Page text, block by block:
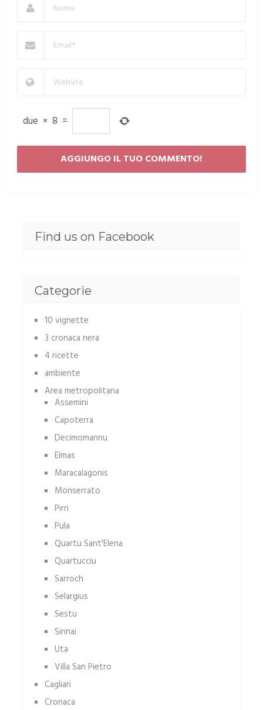
due × 8 =
Find us on Facebook
Categorie
10 vignette
3 cronaca nera
4 ricette
ambiente
Area metropolitana
Assemini
Capoterra
Decimomannu
Elmas
Maracalagonis
Monserrato
Pirri
Pula
Quartu Sant'Elena
Quartucciu
Sarroch
Selargius
Sestu
Sinnai
Uta
Villa San Pietro
Cagliari
Cronaca